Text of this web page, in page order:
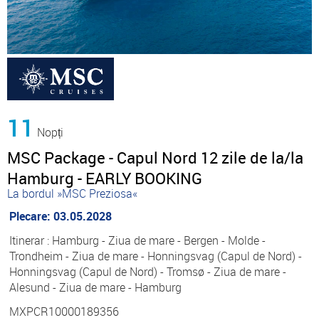
11 Nopți
MSC Package - Capul Nord 12 zile de la/la
Hamburg - EARLY BOOKING
La bordul »MSC Preziosa«
Plecare: 03.05.2028
Itinerar : Hamburg - Ziua de mare - Bergen - Molde -
Trondheim - Ziua de mare - Honningsvag (Capul de Nord) -
Honningsvag (Capul de Nord) - Tromsø - Ziua de mare -
Alesund - Ziua de mare - Hamburg
MXPCR10000189356